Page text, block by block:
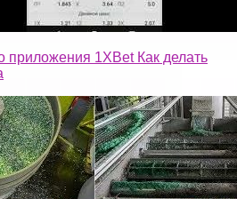
приложения 1XBet Как делать